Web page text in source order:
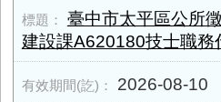
臺中市太平區公所
建設課A620180技士職務
2026-08-10